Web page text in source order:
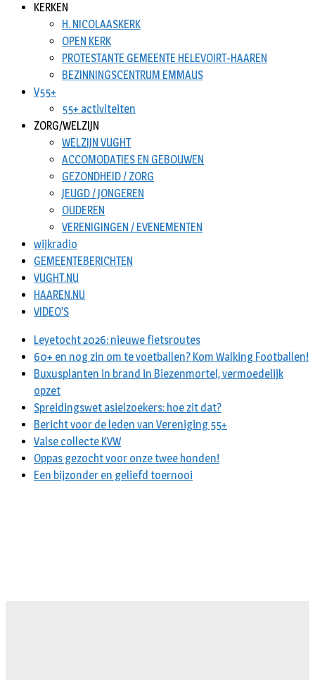
KERKEN
H. NICOLAASKERK
OPEN KERK
PROTESTANTE GEMEENTE HELEVOIRT-HAAREN
BEZINNINGSCENTRUM EMMAUS
V55+
55+ activiteiten
ZORG/WELZIJN
WELZIJN VUGHT
ACCOMODATIES EN GEBOUWEN
GEZONDHEID / ZORG
JEUGD / JONGEREN
OUDEREN
VERENIGINGEN / EVENEMENTEN
wijkradio
GEMEENTEBERICHTEN
VUGHT.NU
HAAREN.NU
VIDEO’S
Leyetocht 2026: nieuwe fietsroutes
60+ en nog zin om te voetballen? Kom Walking Footballen!
Buxusplanten in brand in Biezenmortel, vermoedelijk
opzet
Spreidingswet asielzoekers: hoe zit dat?
Bericht voor de leden van Vereniging 55+
Valse collecte KVW
Oppas gezocht voor onze twee honden!
Een bijzonder en geliefd toernooi